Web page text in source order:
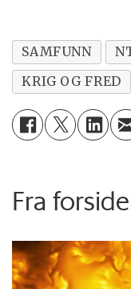
SAMFUNN
KRIG OG FRED
Fra